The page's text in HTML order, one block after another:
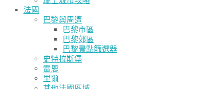
法國
巴黎與周遭
巴黎市區
巴黎郊區
巴黎景點篩選器
史特拉斯堡
雷恩
里爾